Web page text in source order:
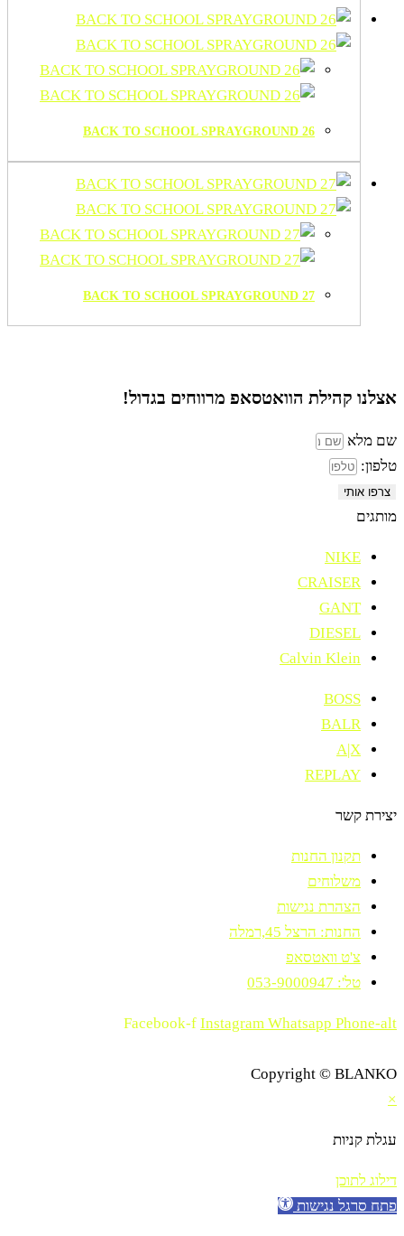
BACK TO SCHOOL SPRAYGROUND 26
BACK TO SCHOOL SPRAYGROUND 27
אצלנו קהילת הוואטסאפ מרווחים בגדול!
שם מלא
טלפון:
צרפו אותי
מותגים
NIKE
CRAISER
GANT
DIESEL
Calvin Klein
BOSS
BALR
A|X
REPLAY
יצירת קשר
תקנון החנות
משלוחים
הצהרת נגישות
החנות: הרצל 45,רמלה
צ'ט וואטסאפ
טל': 053-9000947
Facebook-f Instagram Whatsapp Phone-alt
Copyright © BLANKO
×
עגלת קניות
דילוג לתוכן
פתח סרגל נגישות